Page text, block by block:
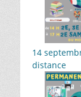
14
distance